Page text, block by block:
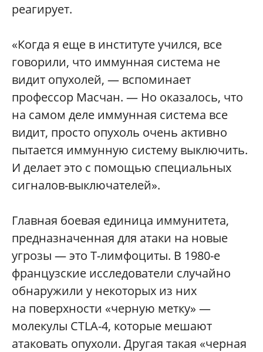
реагирует.
«Когда я еще в институте учился, все
говорили, что иммунная система не
видит опухолей, — вспоминает
профессор Масчан. — Но оказалось, что
на самом деле иммунная система все
видит, просто опухоль очень активно
пытается иммунную систему выключить.
И делает это с помощью специальных
сигналов-выключателей».
Главная боевая единица иммунитета,
предназначенная для атаки на новые
угрозы — это T-лимфоциты. В 1980-е
французские исследователи случайно
обнаружили у некоторых из них
на поверхности «черную метку» —
молекулы CTLA-4, которые мешают
атаковать опухоли. Другая такая «черная